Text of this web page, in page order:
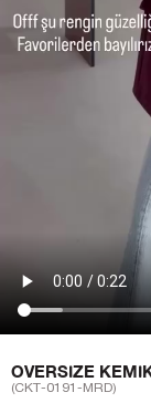
OVERSIZE
(CKT-0191-MRD)